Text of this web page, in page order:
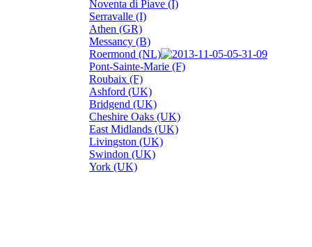
Noventa di Piave (I)
Serravalle (I)
Athen (GR)
Messancy (B)
Roermond (NL)
Pont-Sainte-Marie (F)
Roubaix (F)
Ashford (UK)
Bridgend (UK)
Cheshire Oaks (UK)
East Midlands (UK)
Livingston (UK)
Swindon (UK)
York (UK)